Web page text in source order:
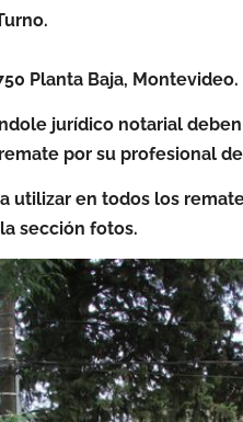
Planta Baja, Montevideo.
jurídico notarial
por su profesional
utilizar en todos los
sección fotos.